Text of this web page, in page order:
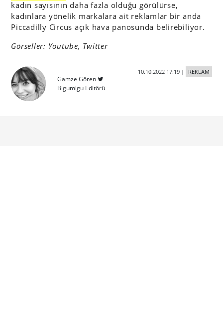
kadın sayısının daha fazla olduğu görülürse,
kadınlara yönelik markalara ait reklamlar bir anda
Piccadilly Circus açık hava panosunda belirebiliyor.
Görseller: Youtube, Twitter
Gamze Gören
Bigumigu Editörü
10.10.2022 17:19| REKLAM